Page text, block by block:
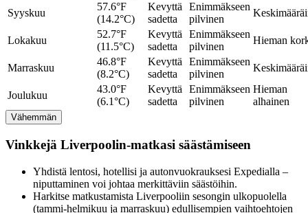
Syyskuu
57.6°F
(14.2°C)
Kevyttä
sadetta
Enimmäkseen
pilvinen
Lokakuu
52.7°F
(11.5°C)
Kevyttä
sadetta
Enimmäkseen
pilvinen
Hieman
Marraskuu
46.8°F
(8.2°C)
Kevyttä
sadetta
Enimmäkseen
pilvinen
Joulukuu
43.0°F
(6.1°C)
Kevyttä
sadetta
Enimmäkseen
pilvinen
Hieman
alhainen
Vähemmän
Vinkkejä Liverpoolin-matkasi säästämiseen
Yhdistä lentosi, hotellisi ja autonvuokrauksesi Expedialla –
niputtaminen voi johtaa merkittäviin säästöihin.
Harkitse matkustamista Liverpooliin sesongin ulkopuolella
(tammi-helmikuu ja marraskuu) edullisempien vaihtoehtojen